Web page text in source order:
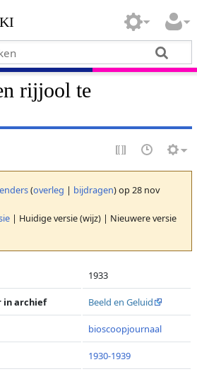
rijjool te
(overleg | bijdragen)op 28 nov
| Huidige versie (wijz) | Nieuwere versie
1933
in archief Beeld en Geluid
bioscoopjournaal
1930-1939